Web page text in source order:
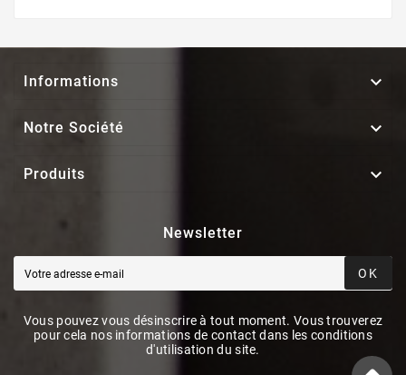
Informations 
Notre Société 
Produits 
Newsletter
OK
Vous pouvez vous désinscrire à tout moment. Vous trouverez
pour cela nos informations de contact dans les conditions
d'utilisation du site.